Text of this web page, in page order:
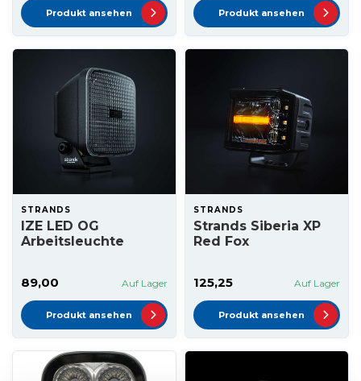
Produkt ansehen Produkt ansehen
STRANDS
IZE LED OG
Arbeitsleuchte
89,00 Auf Lager
Produkt ansehen
STRANDS
Strands Siberia XP
Red Fox
125,25 Auf Lager
Produkt ansehen